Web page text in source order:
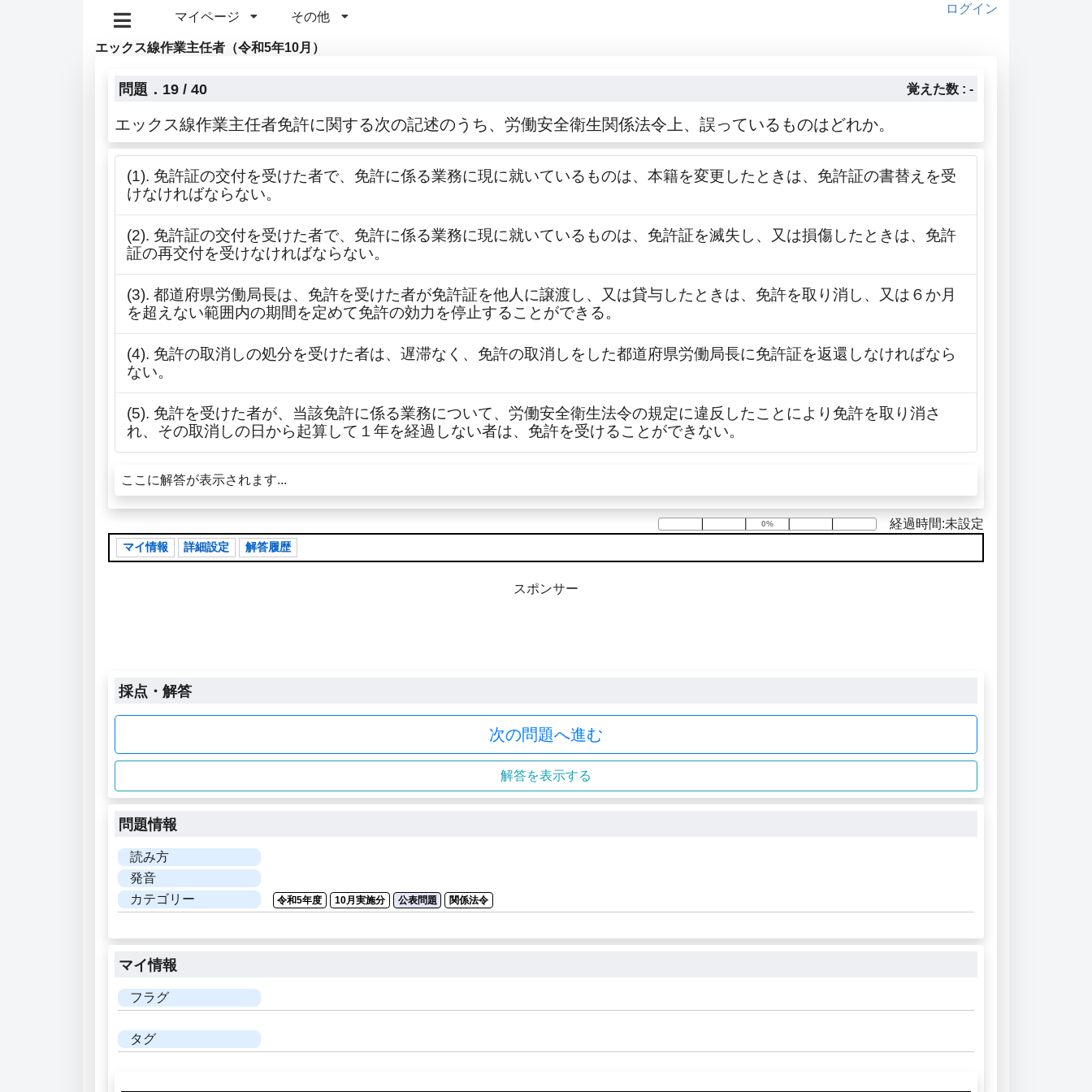
マイページ その他
ログイン
エックス線作業主任者（令和5年10月）
問題．19 / 40 覚えた数 : -
エックス線作業主任者免許に関する次の記述のうち、労働安全衛生関係法令上、誤っているものはどれか。
(1). 免許証の交付を受けた者で、免許に係る業務に現に就いているものは、本籍を変更したときは、免許証の書替えを受
けなければならない。
(2). 免許証の交付を受けた者で、免許に係る業務に現に就いているものは、免許証を滅失し、又は損傷したときは、免許
証の再交付を受けなければならない。
(3). 都道府県労働局長は、免許を受けた者が免許証を他人に譲渡し、又は貸与したときは、免許を取り消し、又は６か月
を超えない範囲内の期間を定めて免許の効力を停止することができる。
(4). 免許の取消しの処分を受けた者は、遅滞なく、免許の取消しをした都道府県労働局長に免許証を返還しなければなら
ない。
(5). 免許を受けた者が、当該免許に係る業務について、労働安全衛生法令の規定に違反したことにより免許を取り消さ
れ、その取消しの日から起算して１年を経過しない者は、免許を受けることができない。
ここに解答が表示されます...
0%
0% 経過時間:未設定
マイ情報 詳細設定 解答履歴
スポンサー
採点・解答
次の問題へ進む
解答を表示する
問題情報
読み方
発音
カテゴリー
令和5年度 10月実施分 公表問題 関係法令
マイ情報
フラグ
タグ